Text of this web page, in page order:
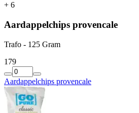
+ 6
Aardappelchips provencale
Trafo - 125 Gram
1 79
Aardappelchips provencale